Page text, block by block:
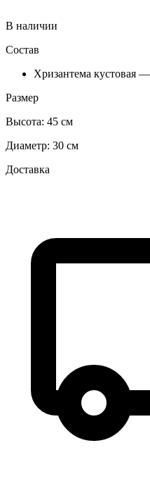
В наличии
Состав
Хризантема кустовая
Размер
Высота: 45 см
Диаметр: 30 см
Доставка